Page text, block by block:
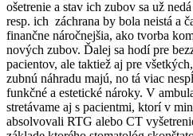
ošetrenie a stav ich zubov sa už
resp. ich záchrana by bola neistá a
finančne náročnejšia, ako tvorba
nových zubov. Ďalej sa hodí pre
pacientov, ale taktiež aj pre
zubnú náhradu majú, no tá viac
funkčné a estetické nároky. V
stretávame aj s pacientmi, ktorí v
absolvovali RTG alebo CT